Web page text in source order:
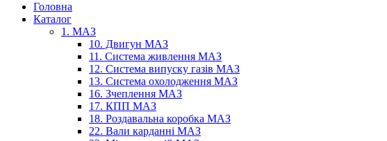
Головна
Каталог
1. МАЗ
10. Двигун МАЗ
11. Система живлення МАЗ
12. Система випуску газів МАЗ
13. Система охолодження МАЗ
16. Зчеплення МАЗ
17. КПП МАЗ
18. Роздавальна коробка МАЗ
22. Вали карданні МАЗ